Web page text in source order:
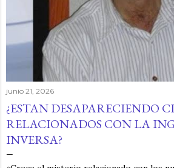
junio 21, 2026
¿ESTAN DESAPARECIENDO
RELACIONADOS CON LA
INVERSA?